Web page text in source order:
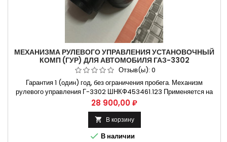
МЕХАНИЗМА РУЛЕВОГО УПРАВЛЕНИЯ УСТАНОВОЧНЫЙ
КОМП (ГУР) ДЛЯ АВТОМОБИЛЯ ГАЗ-3302
ШНКФ453461.123
Отзыв(ы): 0
Гарантия 1 (один) год, без ограничения пробега. Механизм
рулевого управления Г-3302 ШНКФ453461.123 Применяется на
автомобилях газ 3302 , газ 2217 , газель бизнес Не требующая
установки на СТО. Способы оплаты Безналичный расчет, оплата
банковской картой Бесплатная доставка:. Москва и Н.Новгород.
Владимир и Ульяновск...
Цена
28 900,00 ₽
 В корзину
 В наличии